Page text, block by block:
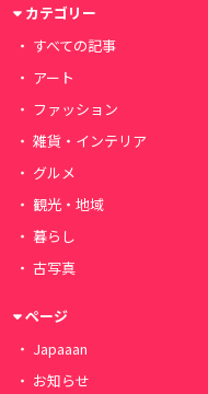
カテゴリー
すべての記事
アート
ファッション
雑貨・インテリア
グルメ
観光・地域
暮らし
古写真
ページ
Japaaan
お知らせ